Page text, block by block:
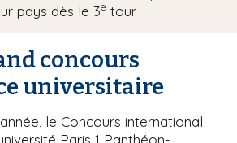
pays dès le 3e tour.
concours
universitaire
le Concours international
Paris 1 Panthéon-